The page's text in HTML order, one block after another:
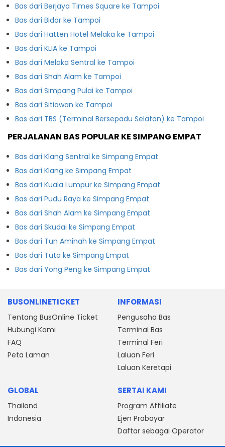
Bas dari Berjaya Times Square ke Tampoi
Bas dari Bidor ke Tampoi
Bas dari Hatten Hotel Melaka ke Tampoi
Bas dari KLIA ke Tampoi
Bas dari Melaka Sentral ke Tampoi
Bas dari Shah Alam ke Tampoi
Bas dari Simpang Pulai ke Tampoi
Bas dari Sitiawan ke Tampoi
Bas dari TBS (Terminal Bersepadu Selatan) ke Tampoi
PERJALANAN BAS POPULAR KE SIMPANG EMPAT
Bas dari Klang Sentral ke Simpang Empat
Bas dari Klang ke Simpang Empat
Bas dari Kuala Lumpur ke Simpang Empat
Bas dari Pudu Raya ke Simpang Empat
Bas dari Shah Alam ke Simpang Empat
Bas dari Skudai ke Simpang Empat
Bas dari Tun Aminah ke Simpang Empat
Bas dari Tuta ke Simpang Empat
Bas dari Yong Peng ke Simpang Empat
BUSONLINETICKET
Tentang BusOnline Ticket
Hubungi Kami
FAQ
Peta Laman
INFORMASI
Pengusaha Bas
Terminal Bas
Terminal Feri
Laluan Feri
Laluan Keretapi
GLOBAL
Thailand
Indonesia
SERTAI KAMI
Program Affiliate
Ejen Prabayar
Daftar sebagai Operator